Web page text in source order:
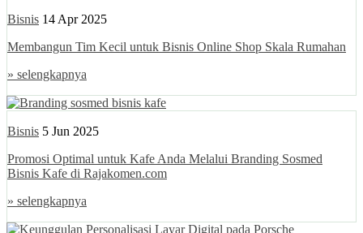
Bisnis 14 Apr 2025
Membangun Tim Kecil untuk Bisnis Online Shop Skala Rumahan
» selengkapnya
Bisnis 5 Jun 2025
Promosi Optimal untuk Kafe Anda Melalui Branding Sosmed
Bisnis Kafe di Rajakomen.com
» selengkapnya